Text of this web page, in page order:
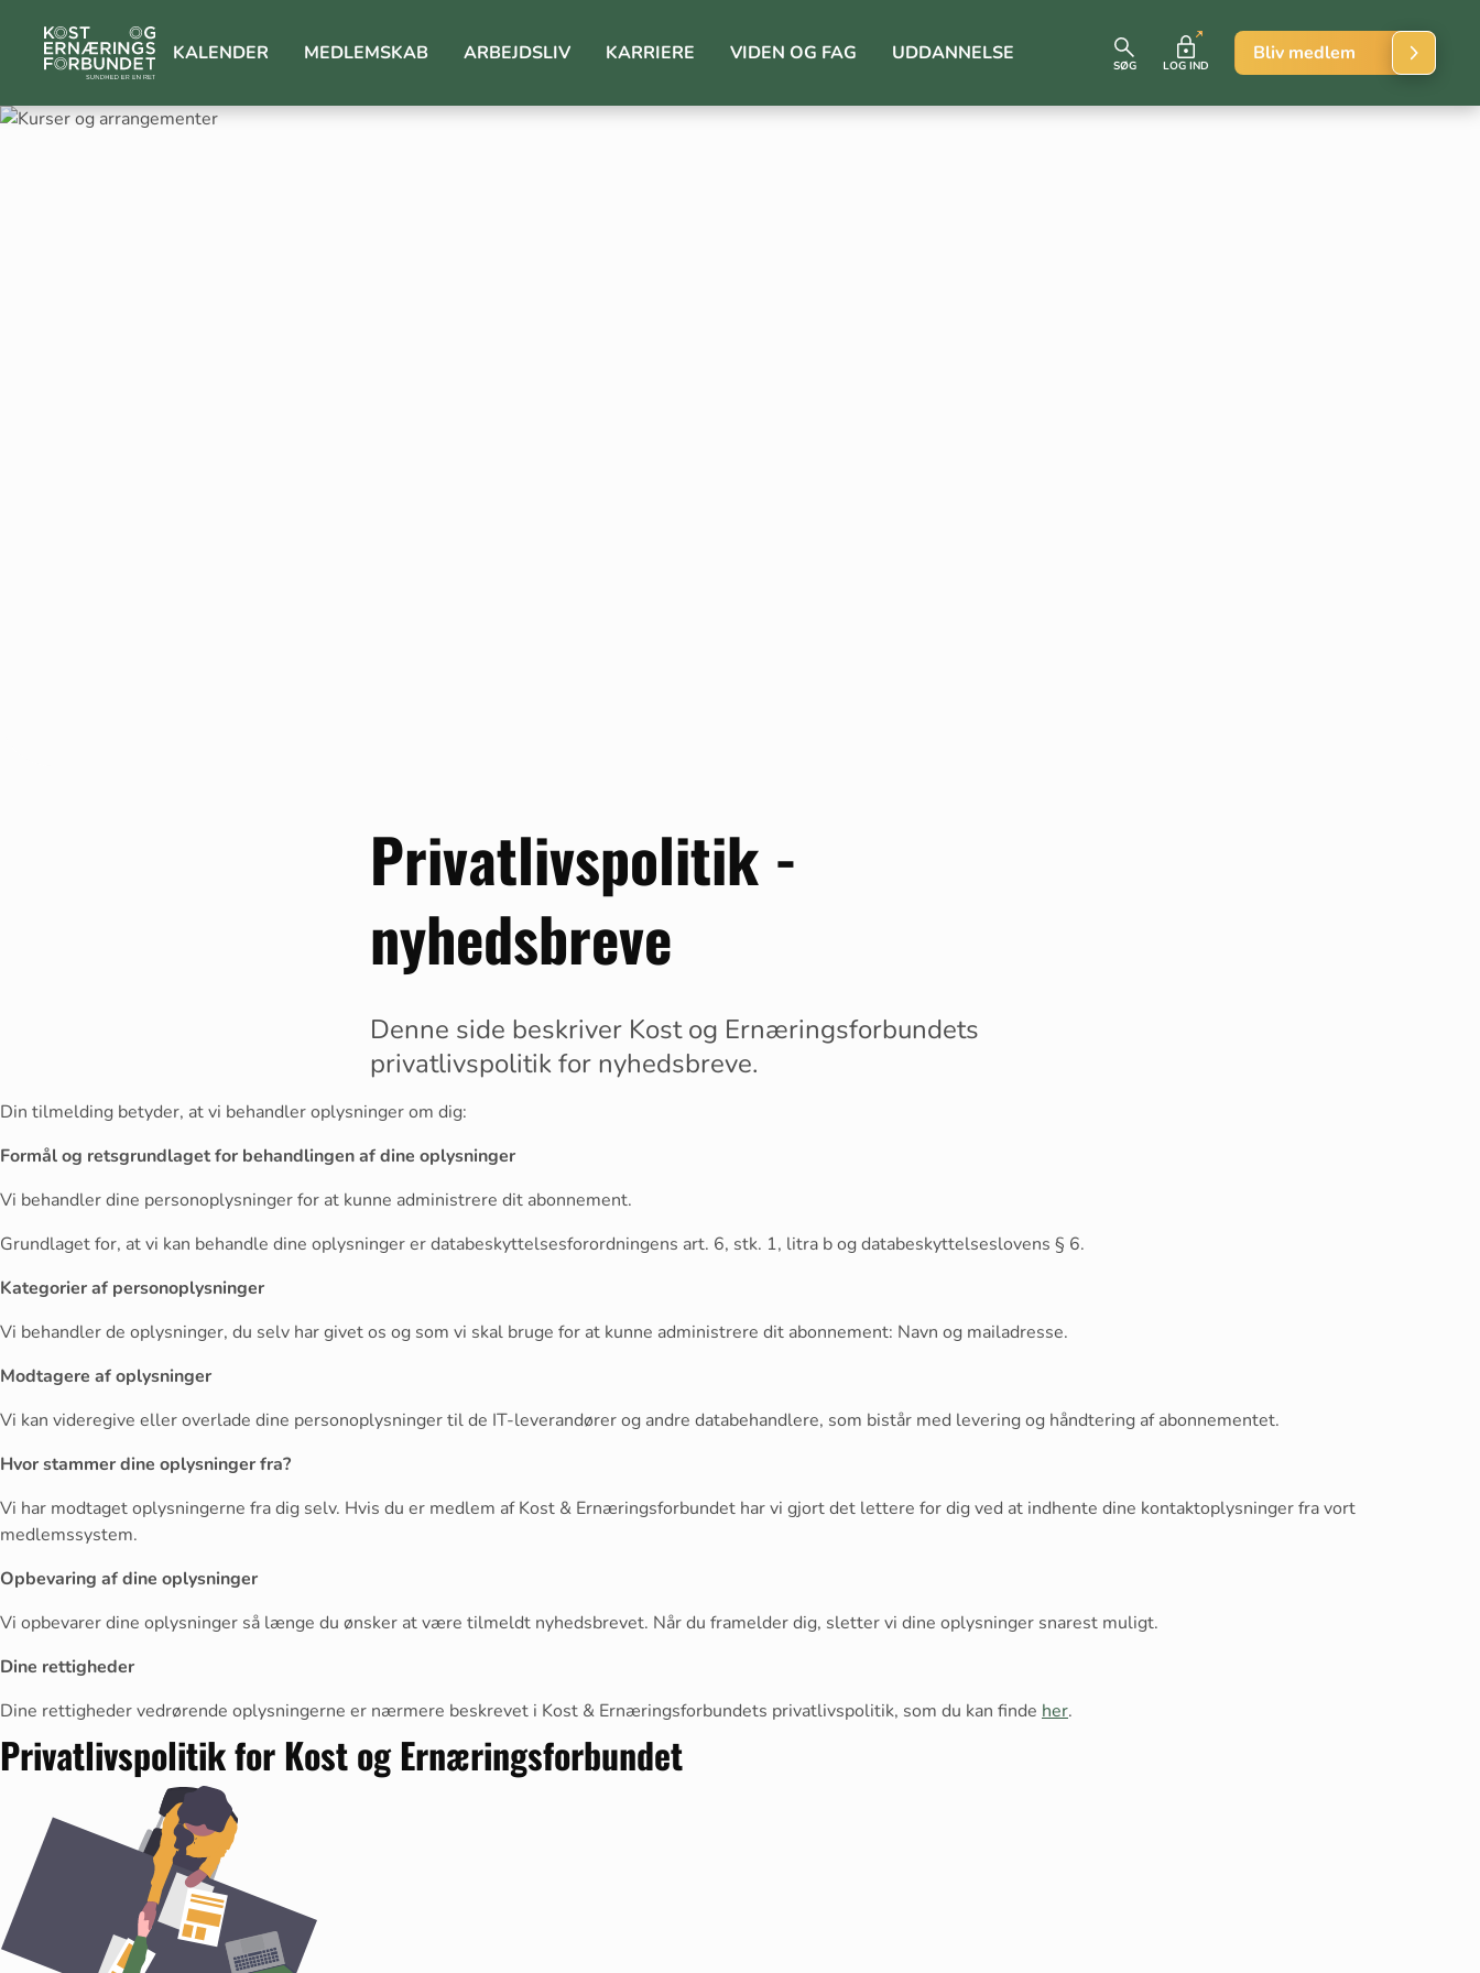
KALENDER MEDLEMSKAB ARBEJDSLIV KARRIERE VIDEN OG FAG UDDANNELSE
SØG LOG IND
Bliv medlem
Privatlivspolitik -
nyhedsbreve
Denne side beskriver Kost og Ernæringsforbundets
privatlivspolitik for nyhedsbreve.
Din tilmelding betyder, at vi behandler oplysninger om dig:
Formål og retsgrundlaget for behandlingen af dine oplysninger
Vi behandler dine personoplysninger for at kunne administrere dit abonnement.
Grundlaget for, at vi kan behandle dine oplysninger er databeskyttelsesforordningens art. 6, stk. 1, litra b og databeskyttelseslovens § 6.
Kategorier af personoplysninger
Vi behandler de oplysninger, du selv har givet os og som vi skal bruge for at kunne administrere dit abonnement: Navn og mailadresse.
Modtagere af oplysninger
Vi kan videregive eller overlade dine personoplysninger til de IT-leverandører og andre databehandlere, som bistår med levering og håndtering af abonnementet.
Hvor stammer dine oplysninger fra?
Vi har modtaget oplysningerne fra dig selv. Hvis du er medlem af Kost & Ernæringsforbundet har vi gjort det lettere for dig ved at indhente dine kontaktoplysninger fra vort
medlemssystem.
Opbevaring af dine oplysninger
Vi opbevarer dine oplysninger så længe du ønsker at være tilmeldt nyhedsbrevet. Når du framelder dig, sletter vi dine oplysninger snarest muligt.
Dine rettigheder
Dine rettigheder vedrørende oplysningerne er nærmere beskrevet i Kost & Ernæringsforbundets privatlivspolitik, som du kan finde her.
Privatlivspolitik for Kost og Ernæringsforbundet